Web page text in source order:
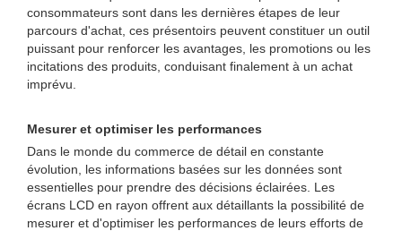
consommateurs sont dans les dernières étapes de leur
parcours d'achat, ces présentoirs peuvent constituer un outil
puissant pour renforcer les avantages, les promotions ou les
incitations des produits, conduisant finalement à un achat
imprévu.
Mesurer et optimiser les performances
Dans le monde du commerce de détail en constante
évolution, les informations basées sur les données sont
essentielles pour prendre des décisions éclairées. Les
écrans LCD en rayon offrent aux détaillants la possibilité de
mesurer et d'optimiser les performances de leurs efforts de